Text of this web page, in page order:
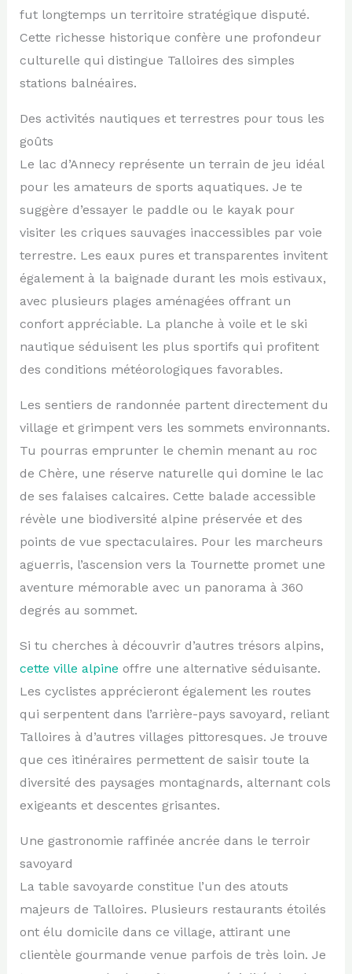
fut longtemps un territoire stratégique disputé.
Cette richesse historique confère une profondeur
culturelle qui distingue Talloires des simples
stations balnéaires.
Des activités nautiques et terrestres pour tous les
goûts
Le lac d’Annecy représente un terrain de jeu idéal
pour les amateurs de sports aquatiques. Je te
suggère d’essayer le paddle ou le kayak pour
visiter les criques sauvages inaccessibles par voie
terrestre. Les eaux pures et transparentes invitent
également à la baignade durant les mois estivaux,
avec plusieurs plages aménagées offrant un
confort appréciable. La planche à voile et le ski
nautique séduisent les plus sportifs qui profitent
des conditions météorologiques favorables.
Les sentiers de randonnée partent directement du
village et grimpent vers les sommets environnants.
Tu pourras emprunter le chemin menant au roc
de Chère, une réserve naturelle qui domine le lac
de ses falaises calcaires. Cette balade accessible
révèle une biodiversité alpine préservée et des
points de vue spectaculaires. Pour les marcheurs
aguerris, l’ascension vers la Tournette promet une
aventure mémorable avec un panorama à 360
degrés au sommet.
Si tu cherches à découvrir d’autres trésors alpins,
cette ville alpine offre une alternative séduisante.
Les cyclistes apprécieront également les routes
qui serpentent dans l’arrière-pays savoyard, reliant
Talloires à d’autres villages pittoresques. Je trouve
que ces itinéraires permettent de saisir toute la
diversité des paysages montagnards, alternant cols
exigeants et descentes grisantes.
Une gastronomie raffinée ancrée dans le terroir
savoyard
La table savoyarde constitue l’un des atouts
majeurs de Talloires. Plusieurs restaurants étoilés
ont élu domicile dans ce village, attirant une
clientèle gourmande venue parfois de très loin. Je